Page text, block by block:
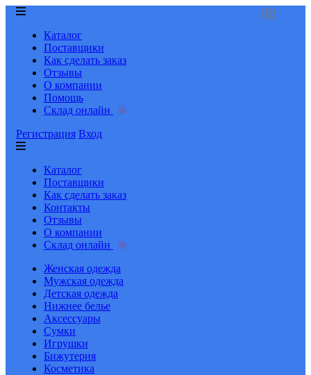
Каталог
Поставщики
Как сделать заказ
Отзывы
О компании
Помощь
Склад онлайн
Регистрация Вход
Каталог
Поставщики
Как сделать заказ
Контакты
Отзывы
О компании
Склад онлайн
Женская одежда
Мужская одежда
Детская одежда
Нижнее белье
Аксессуары
Сумки
Игрушки
Бижутерия
Косметика